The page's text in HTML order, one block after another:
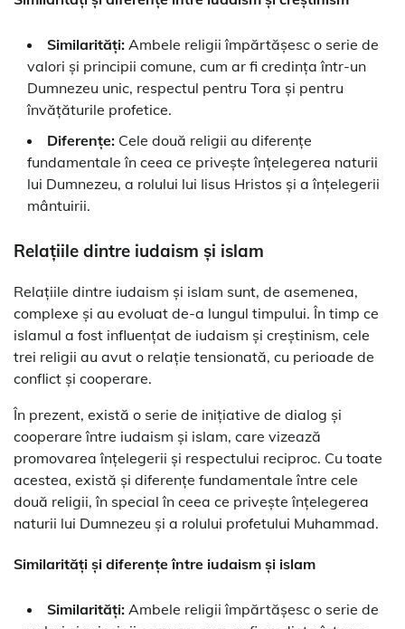
Similarități: Ambele religii împărtășesc o serie de
valori și principii comune, cum ar fi credința într-un
Dumnezeu unic, respectul pentru Tora și pentru
învățăturile profetice.
Diferențe: Cele două religii au diferențe
fundamentale în ceea ce privește înțelegerea naturii
lui Dumnezeu, a rolului lui Iisus Hristos și a înțelegerii
mântuirii.
Relațiile dintre iudaism și islam
Relațiile dintre iudaism și islam sunt, de asemenea,
complexe și au evoluat de-a lungul timpului. În timp ce
islamul a fost influențat de iudaism și creștinism, cele
trei religii au avut o relație tensionată, cu perioade de
conflict și cooperare.
În prezent, există o serie de inițiative de dialog și
cooperare între iudaism și islam, care vizează
promovarea înțelegerii și respectului reciproc. Cu toate
acestea, există și diferențe fundamentale între cele
două religii, în special în ceea ce privește înțelegerea
naturii lui Dumnezeu și a rolului profetului Muhammad.
Similarități și diferențe între iudaism și islam
Similarități: Ambele religii împărtășesc o serie de